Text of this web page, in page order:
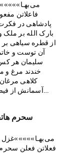
فاعلاتن
پادشاهی در
بارک الله بر
از قطره سياهی بر
آن توست و
سليمان هر
خندند مرغ و
کلاهی
آسمانش از
مخلوق از
تباهی ساقی
بشوييم از عجب
تهی‌ست جامم
سحرم
فعلاتن فعلن